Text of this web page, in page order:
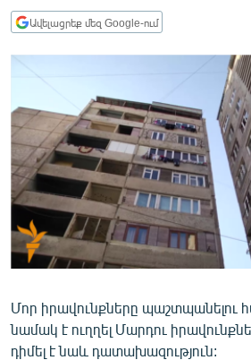
ՂԱՐԱԲԱՂ
ՏԱՐԱԾԱՇՐՋԱՆ
ՄԻՋԱԶԳԱՅԻՆ
ՄՇԱԿՈՒՅԹ
ՍՊՈՐՏ
ՄԵԿՆԱԲԱՆՈՒԹՅՈՒՆ
ՏՏ ԵՒ ԻՆՏԵՐՆԵՏ
ԱՐԽԻՎ
ՏԵՍԱՆՅՈՒԹԵՐ
Ավելացրեք մեզ Google-ում
Մոր իրավունքները պաշտպանելու
նամակ է ուղղել Մարդու
դիմել է նաև դատախազություն: